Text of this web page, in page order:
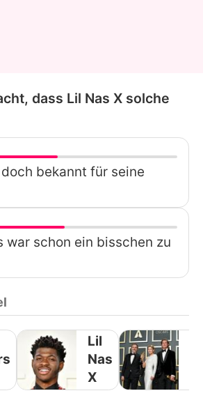
dass Lil Nas X solche
bekannt für seine
war schon ein bisschen zu
Lil
Nas
X